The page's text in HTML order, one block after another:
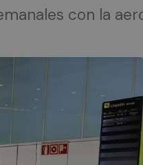
con la